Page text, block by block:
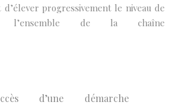
progressivement le niveau de
l’ensemble de la chaîne
d’une démarche